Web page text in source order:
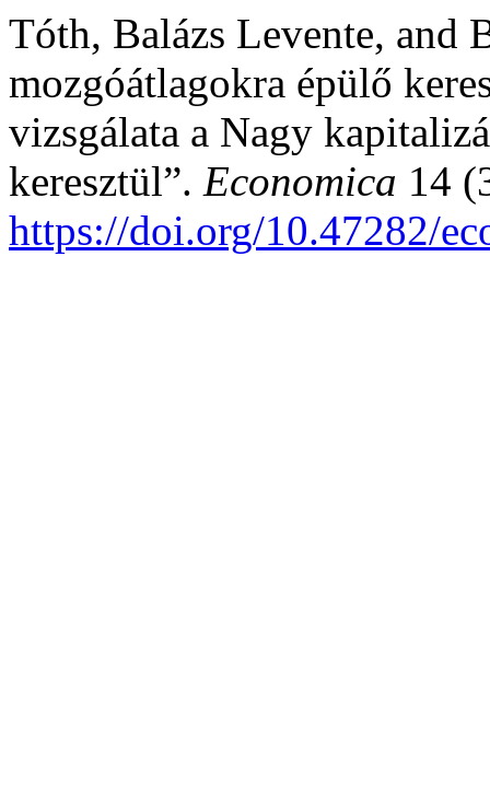
Tóth, Balázs Levente, and
mozgóátlagokra épülő
vizsgálata a Nagy
keresztül”. Economica 14
https://doi.org/10.47282/